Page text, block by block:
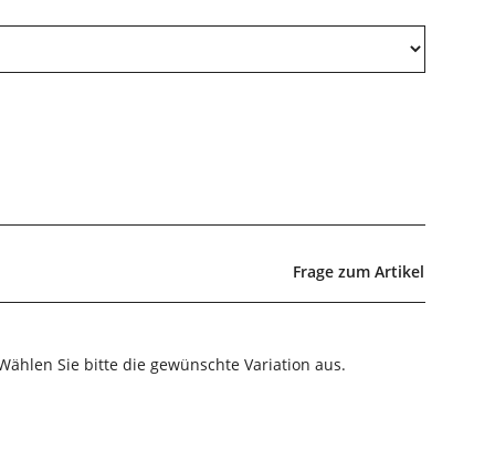
Frage zum Artikel
Sie bitte die gewünschte Variation aus.